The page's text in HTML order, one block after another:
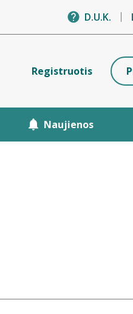
D.U.K.
Registruotis
Naujienos